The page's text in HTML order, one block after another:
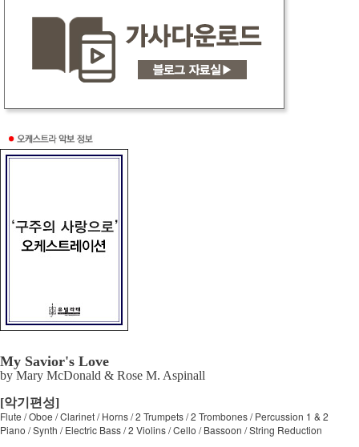
My Savior's Love
by Mary McDonald & Rose M. Aspinall
[악기편성]
Flute / Oboe / Clarinet / Horns / 2 Trumpets / 2 Trombones / Percussion 1 & 2
Piano / Synth / Electric Bass / 2 Violins / Cello / Bassoon / String Reduction